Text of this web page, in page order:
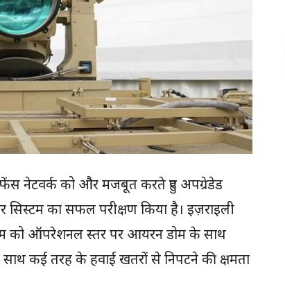
नेटवर्क को और मजबूत करते हुए अपग्रेडेड
का सफल परीक्षण किया है। इज़राइली
को ऑपरेशनल स्तर पर आयरन डोम के साथ
कई तरह के हवाई खतरों से निपटने की क्षमता